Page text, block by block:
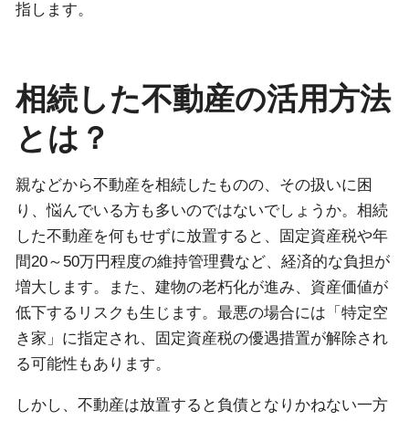
指します。
相続した不動産の活用方法
とは？
親などから不動産を相続したものの、その扱いに困
り、悩んでいる方も多いのではないでしょうか。相続
した不動産を何もせずに放置すると、固定資産税や年
間20～50万円程度の維持管理費など、経済的な負担が
増大します。また、建物の老朽化が進み、資産価値が
低下するリスクも生じます。最悪の場合には「特定空
き家」に指定され、固定資産税の優遇措置が解除され
る可能性もあります。
しかし、不動産は放置すると負債となりかねない一方